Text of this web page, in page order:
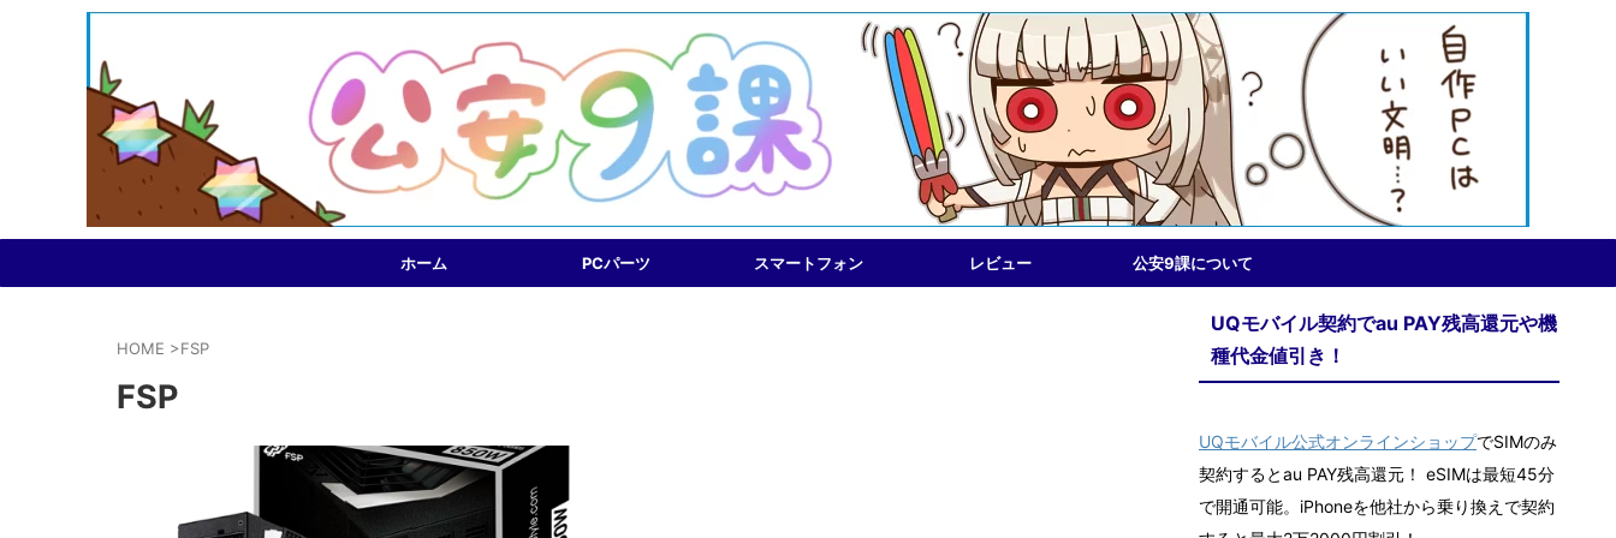
ホーム PCパーツ スマートフォン レビュー 公安9課について
HOME >FSP
FSP
UQモバイル契約でau PAY残高還元や機
種代金値引き！
UQモバイル公式オンラインショップでSIMのみ
契約するとau PAY残高還元！ eSIMは最短45分
で開通可能。iPhoneを他社から乗り換えで契約